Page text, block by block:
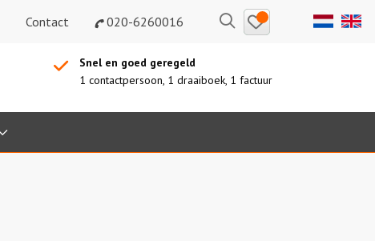
Contact 020-6260016 ZoekenBewaarde
uitjes
Snel en goed geregeld
1 contactpersoon, 1 draaiboek, 1 factuur